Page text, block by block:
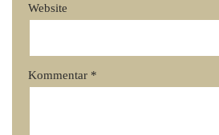
Website
Kommentar *